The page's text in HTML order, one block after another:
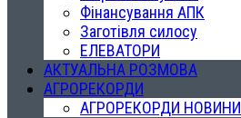
Фінансування АПК
Заготівля силосу
ЕЛЕВАТОРИ
АКТУАЛЬНА РОЗМОВА
АГРОРЕКОРДИ
АГРОРЕКОРДИ НОВИНИ